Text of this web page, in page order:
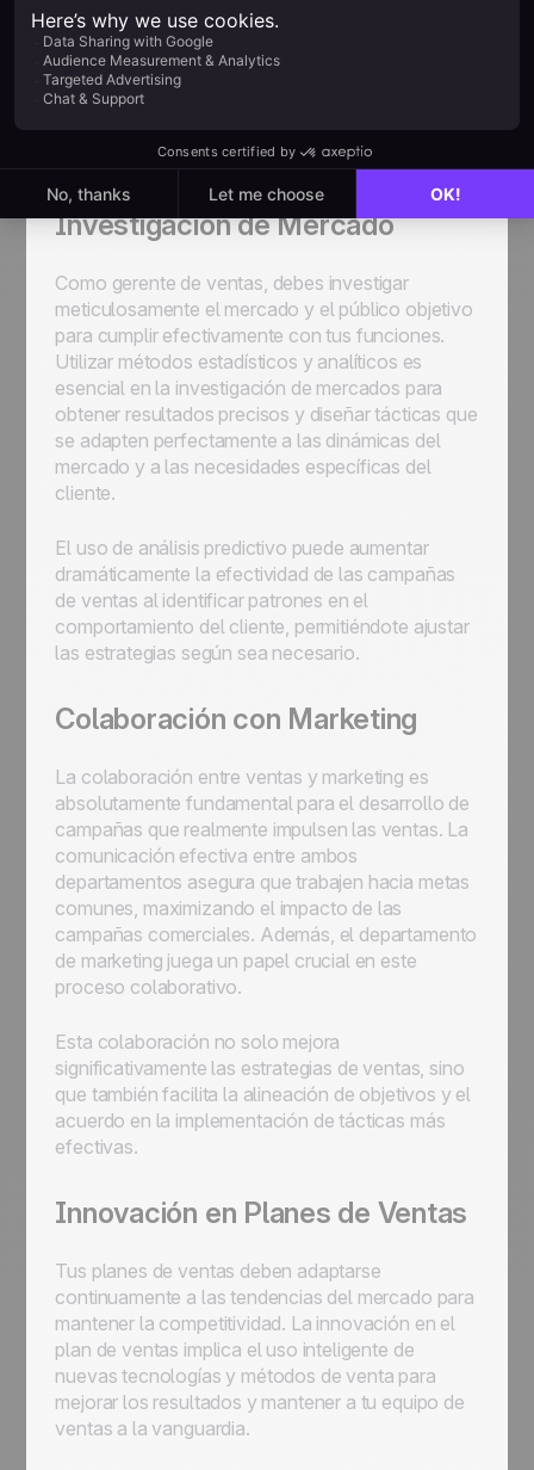
La implementación de tecnología en ventas te
permite una mejor visibilidad de los procesos y
resultados, lo cual es absolutamente clave para
alcanzar los objetivos empresariales y mejorar el
desempeño general de tu equipo.
Investigación de Mercado
Como gerente de ventas, debes investigar
meticulosamente el mercado y el público objetivo
para cumplir efectivamente con tus funciones.
Utilizar métodos estadísticos y analíticos es
esencial en la investigación de mercados para
obtener resultados precisos y diseñar tácticas que
se adapten perfectamente a las dinámicas del
mercado y a las necesidades específicas del
cliente.
El uso de análisis predictivo puede aumentar
dramáticamente la efectividad de las campañas
de ventas al identificar patrones en el
comportamiento del cliente, permitiéndote ajustar
las estrategias según sea necesario.
Colaboración con Marketing
La colaboración entre ventas y marketing es
absolutamente fundamental para el desarrollo de
campañas que realmente impulsen las ventas. La
comunicación efectiva entre ambos
departamentos asegura que trabajen hacia metas
comunes, maximizando el impacto de las
campañas comerciales. Además, el departamento
de marketing juega un papel crucial en este
proceso colaborativo.
Esta colaboración no solo mejora
significativamente las estrategias de ventas, sino
que también facilita la alineación de objetivos y el
acuerdo en la implementación de tácticas más
efectivas.
Innovación en Planes de Ventas
Tus planes de ventas deben adaptarse
continuamente a las tendencias del mercado para
mantener la competitividad. La innovación en el
plan de ventas implica el uso inteligente de
nuevas tecnologías y métodos de venta para
mejorar los resultados y mantener a tu equipo de
ventas a la vanguardia.